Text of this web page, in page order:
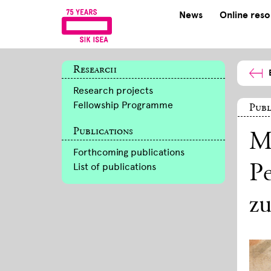
News Online
Research
Research projects
Fellowship Programme
Publications
Forthcoming publications
List of publications